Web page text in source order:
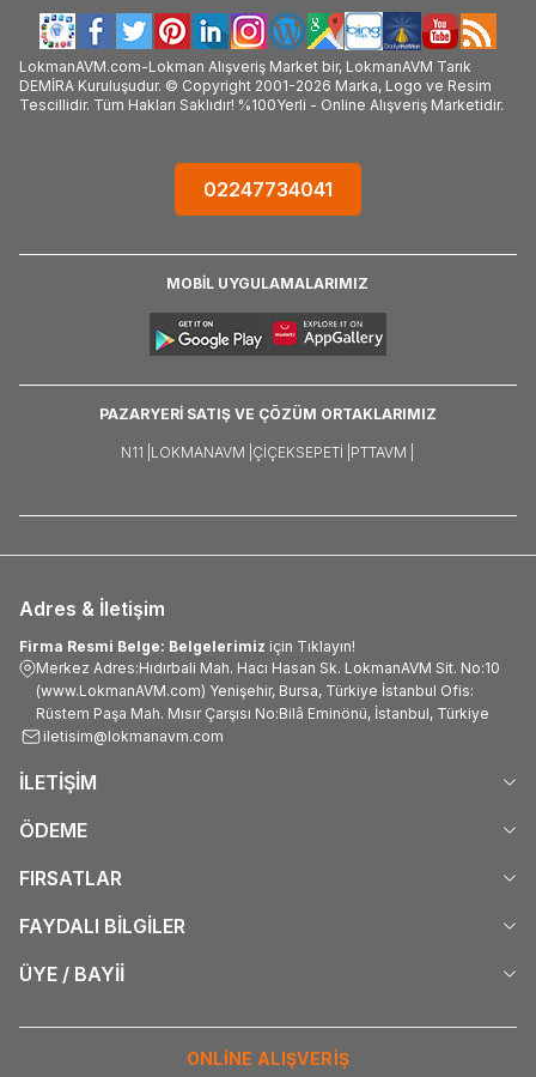
LokmanAVM.com-Lokman Alışveriş Market bir, LokmanAVM Tarık
DEMİRA Kuruluşudur. © Copyright 2001-2026 Marka, Logo ve Resim
Tescillidir. Tüm Hakları Saklıdır! %100Yerli - Online Alışveriş Marketidir.
02247734041
MOBİL UYGULAMALARIMIZ
PAZARYERİ SATIŞ VE ÇÖZÜM ORTAKLARIMIZ
N11 | LOKMANAVM | ÇIÇEKSEPETI | PTTAVM |
Adres & İletişim
Firma Resmi Belge: Belgelerimiz için Tıklayın!
Merkez Adres:Hıdırbali Mah. Hacı Hasan Sk. LokmanAVM Sit. No:10
(www.LokmanAVM.com) Yenişehir, Bursa, Türkiye İstanbul Ofis:
Rüstem Paşa Mah. Mısır Çarşısı No:Bilâ Eminönü, İstanbul, Türkiye
iletisim@lokmanavm.com
İLETİŞİM
ÖDEME
FIRSATLAR
FAYDALI BİLGİLER
ÜYE / BAYİİ
ONLİNE ALIŞVERİŞ